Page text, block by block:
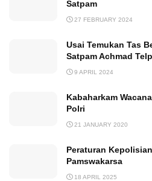
Satpam
27 FEBRUARY 2024
Usai Temukan Tas
Satpam Achmad
9 APRIL 2024
Kabaharkam
Polri
21 JANUARY 2020
Peraturan
Pamswakarsa
18 APRIL 2025